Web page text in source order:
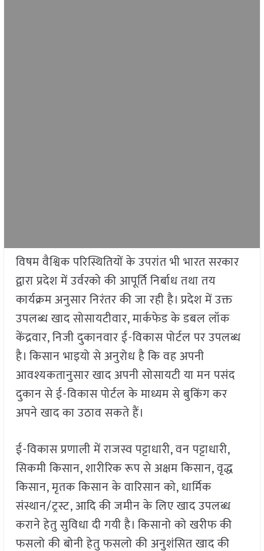
विषम वैश्विक परिस्थितियों के उपरांत भी भारत सरकार
द्वारा प्रदेश में उर्वरको की आपूर्ति निर्बाध तथा तय
कार्यक्रम अनुसार निरंतर की जा रही है। प्रदेश में उक्त
उपलब्ध खाद सोसायटीवार, मार्कफेड के डबल लॉक
केंद्रवार, निजी दुकानवार ई-विकास पोर्टल पर उपलब्ध
है। किसान भाइयो से अनुरोध है कि वह अपनी
आवश्यकतानुसार खाद अपनी सोसायटी या मन पसंद
दुकान से ई-विकास पोर्टल के माध्यम से बुकिंग कर
अपने खाद का उठाव सकते हैं।
ई-विकास प्रणाली में राजस्व पट्टाधारी, वन पट्टाधारी,
सिकमी किसान, शारीरिक रूप से अक्षम किसान, वृद्ध
किसान, मृतक किसान के वारिसान को, धार्मिक
संस्थान/ट्रस्ट, आदि की जमीन के लिए खाद उपलब्ध
कराने हेतु सुविधा दी गयी है। किसानो को खरीफ की
फसलो की बोनी हेतु फसलो की अनुशंसित खाद की